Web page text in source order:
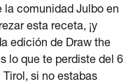
comunidad Julbo en
esta receta, ¡y
edición de Draw the
lo que te perdiste del 6
si no estabas